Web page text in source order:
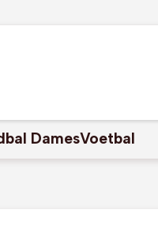
DamesVoetbal